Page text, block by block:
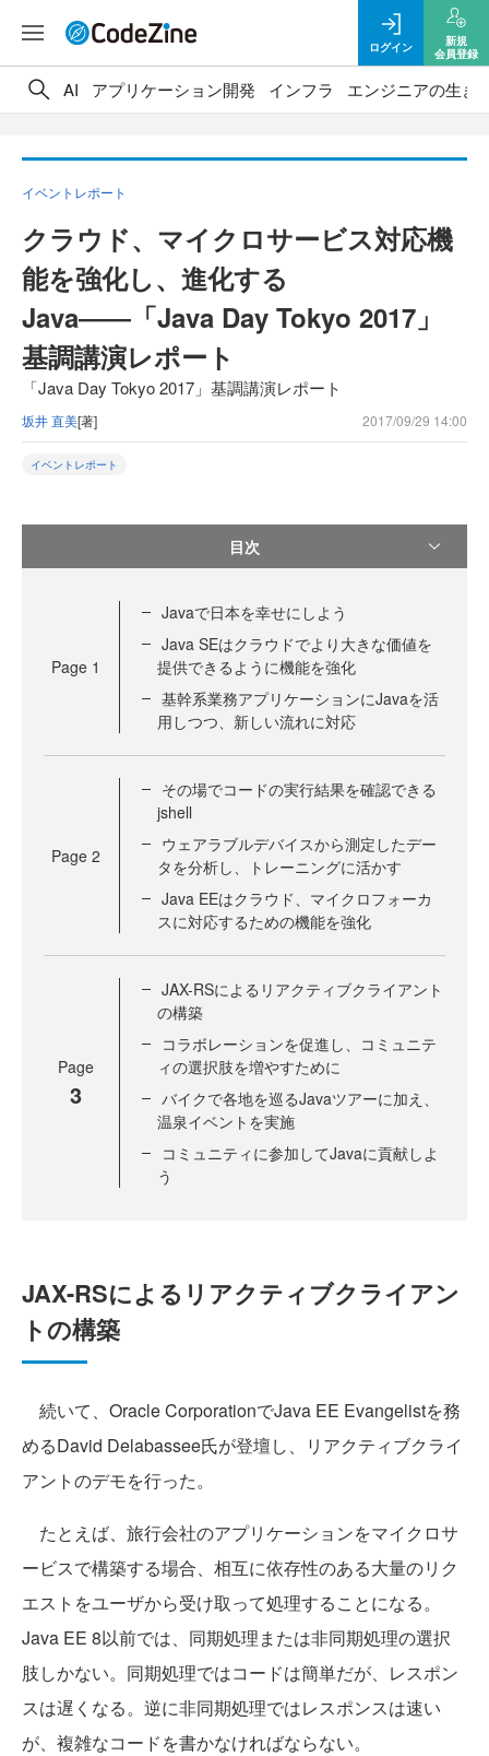
ログイン
新規
会員登録
AI アプリケーション開発 インフラ エンジニアの生き
イベントレポート
クラウド、マイクロサービス対応機
能を強化し、進化する
Java――「Java Day Tokyo 2017」
基調講演レポート
「Java Day Tokyo 2017」基調講演レポート
坂井 直美[著] 2017/09/29 14:00
イベントレポート
目次
Page 1
Javaで日本を幸せにしよう
Java SEはクラウドでより大きな価値を
提供できるように機能を強化
基幹系業務アプリケーションにJavaを活
用しつつ、新しい流れに対応
Page 2
その場でコードの実行結果を確認できる
jshell
ウェアラブルデバイスから測定したデー
タを分析し、トレーニングに活かす
Java EEはクラウド、マイクロフォーカ
スに対応するための機能を強化
Page
3
JAX-RSによるリアクティブクライアント
の構築
コラボレーションを促進し、コミュニテ
ィの選択肢を増やすために
バイクで各地を巡るJavaツアーに加え、
温泉イベントを実施
コミュニティに参加してJavaに貢献しよ
う
JAX-RSによるリアクティブクライアン
トの構築
続いて、Oracle CorporationでJava EE Evangelistを務
めるDavid Delabassee氏が登壇し、リアクティブクライ
アントのデモを行った。
たとえば、旅行会社のアプリケーションをマイクロサ
ービスで構築する場合、相互に依存性のある大量のリク
エストをユーザから受け取って処理することになる。
Java EE 8以前では、同期処理または非同期処理の選択
肢しかない。同期処理ではコードは簡単だが、レスポン
スは遅くなる。逆に非同期処理ではレスポンスは速い
が、複雑なコードを書かなければならない。